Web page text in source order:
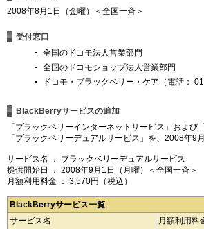
2008年8月1日（金曜）＜全国一斉＞
受付窓口
全国のドコモ法人営業部門
全国のドコモショップ法人営業部門
ドコモ・ブラックベリー・ケア（電話：
BlackBerryサービスの追加
「ブラックベリーインターネットサービス」およ
「ブラックベリーデュアルサービス」を、2008年9
サービス名 ： ブラックベリーデュアルサービス
提供開始日 ： 2008年9月1日（月曜）＜全国一斉＞
月額利用料金 ： 3,570円（税込）
BlackBerryサービス一覧
サービス名
月額利用料